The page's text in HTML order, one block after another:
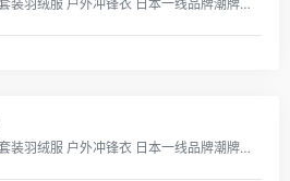
Adidas耐克运动套装羽绒服 户外冲锋衣 日本一线品牌潮牌，安德玛，彪马PUMA，Evisu福神，乔丹，supreme巴黎世家vans FILA各类品牌服装
Adidas耐克运动套装羽绒服 户外冲锋衣 日本一线品牌潮牌，安德玛，彪马PUMA，Evisu福神，乔丹，supreme巴黎世家vans FILA各类品牌服装